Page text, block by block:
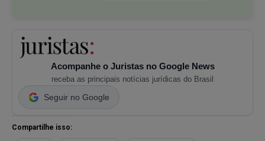
Acompanhe o Juristas no Google News
receba as principais notícias jurídicas do Brasil
Seguir no Google
Compartilhe isso: